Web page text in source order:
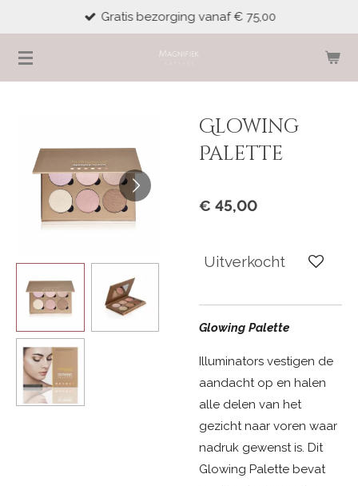
naar
de
Gratis bezorging vanaf € 75,00
Glowing
Palette
€ 45,00
Uitverkocht
Glowing Palette
Illuminators vestigen de
aandacht op en halen
alle delen van het
gezicht naar voren waar
nadruk gewenst is. Dit
Glowing Palette bevat